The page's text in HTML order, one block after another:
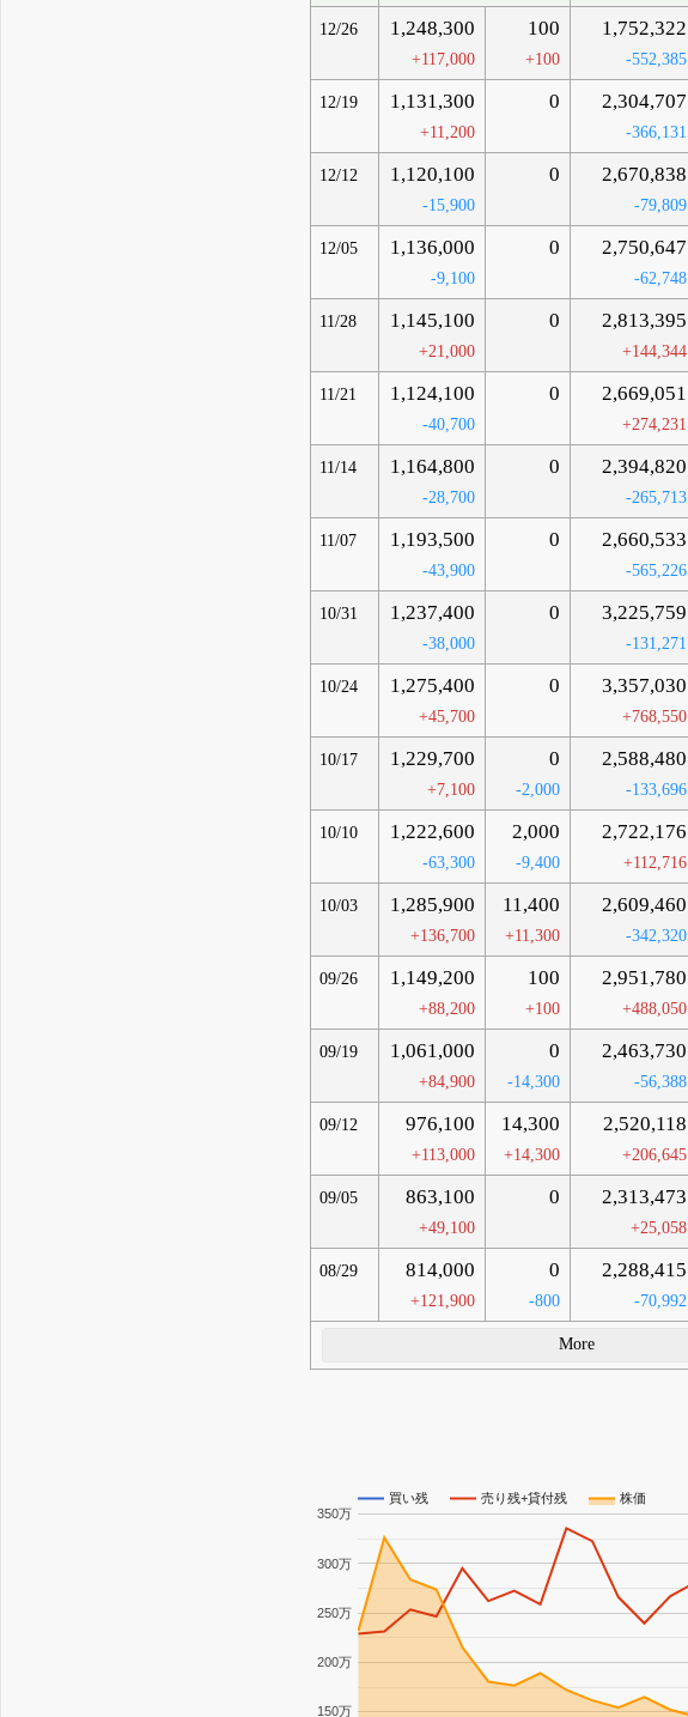
12/26 1,248,300
+117,000
100
+100
1,752,322
-552,385
12/19 1,131,300
+11,200
0 2,304,707
-366,131
12/12 1,120,100
-15,900
0 2,670,838
-79,809
12/05 1,136,000
-9,100
0 2,750,647
-62,748
11/28 1,145,100
+21,000
0 2,813,395
+144,344
11/21 1,124,100
-40,700
0 2,669,051
+274,231
11/14 1,164,800
-28,700
0 2,394,820
-265,713
11/07 1,193,500
-43,900
0 2,660,533
-565,226
10/31 1,237,400
-38,000
0 3,225,759
-131,271
10/24 1,275,400
+45,700
0 3,357,030
+768,550
10/17 1,229,700
+7,100
0
-2,000
2,588,480
-133,696
10/10 1,222,600
-63,300
2,000
-9,400
2,722,176
+112,716
10/03 1,285,900
+136,700
11,400
+11,300
2,609,460
-342,320
09/26 1,149,200
+88,200
100
+100
2,951,780
+488,050
09/19 1,061,000
+84,900
0
-14,300
2,463,730
-56,388
09/12 976,100
+113,000
14,300
+14,300
2,520,118
+206,645
09/05 863,100
+49,100
0 2,313,473
+25,058
08/29 814,000
+121,900
0
-800
2,288,415
-70,992
More
買い残 売り残+貸付残 株価
150万
200万
250万
300万
350万